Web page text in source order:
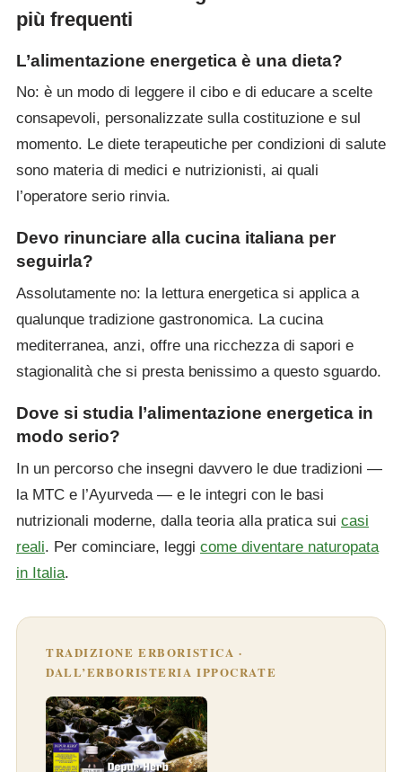
più frequenti
L’alimentazione energetica è una dieta?
No: è un modo di leggere il cibo e di educare a scelte
consapevoli, personalizzate sulla costituzione e sul
momento. Le diete terapeutiche per condizioni di salute
sono materia di medici e nutrizionisti, ai quali
l’operatore serio rinvia.
Devo rinunciare alla cucina italiana per
seguirla?
Assolutamente no: la lettura energetica si applica a
qualunque tradizione gastronomica. La cucina
mediterranea, anzi, offre una ricchezza di sapori e
stagionalità che si presta benissimo a questo sguardo.
Dove si studia l’alimentazione energetica in
modo serio?
In un percorso che insegni davvero le due tradizioni —
la MTC e l’Ayurveda — e le integri con le basi
nutrizionali moderne, dalla teoria alla pratica sui casi
reali. Per cominciare, leggi come diventare naturopata
in Italia.
TRADIZIONE ERBORISTICA ·
DALL’ERBORISTERIA IPPOCRATE